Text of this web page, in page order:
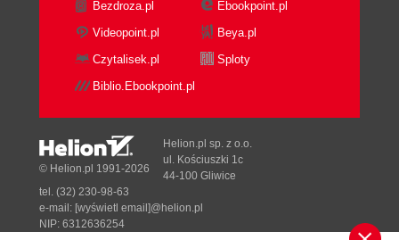
Font Gander (317)
FontLoader (318)
FontPage (318)
Font Xplorer (319)
Kernus (320)
ListFonts (320)
Metamorphosis (320)
Bezdroza.pl
Ebookpoint.pl
Videopoint.pl
Beya.pl
Czytalisek.pl
Sploty
Biblio.Ebookpoint.pl
© Helion.pl 1991-2026
Helion.pl sp. z o.o.
ul. Kościuszki 1c
44-100 Gliwice
tel. (32) 230-98-63
e-mail: [wyświetl email]@helion.pl
NIP: 6312636254